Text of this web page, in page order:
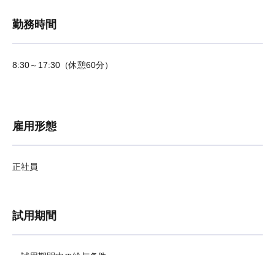
勤務時間
8:30～17:30（休憩60分）
雇用形態
正社員
試用期間